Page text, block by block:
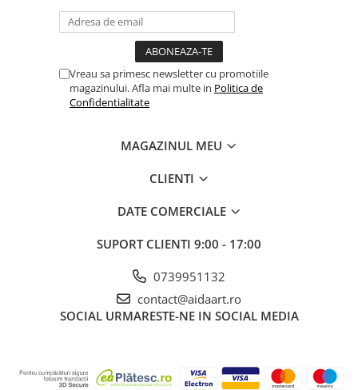
Vreau sa primesc newsletter cu promotiile
magazinului. Afla mai multe in Politica de
Confidentialitate
MAGAZINUL MEU
CLIENTI
DATE COMERCIALE
SUPORT CLIENTI 9:00 - 17:00
0739951132
contact@aidaart.ro
SOCIAL URMARESTE-NE IN SOCIAL MEDIA